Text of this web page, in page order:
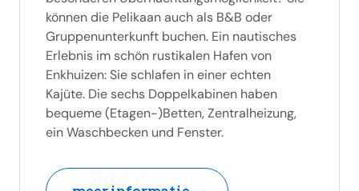
können die Pelikaan auch als B&B oder
Gruppenunterkunft buchen. Ein nautisches
Erlebnis im schön rustikalen Hafen von
Enkhuizen: Sie schlafen in einer echten
Kajüte. Die sechs Doppelkabinen haben
bequeme (Etagen-)Betten, Zentralheizung,
ein Waschbecken und Fenster.